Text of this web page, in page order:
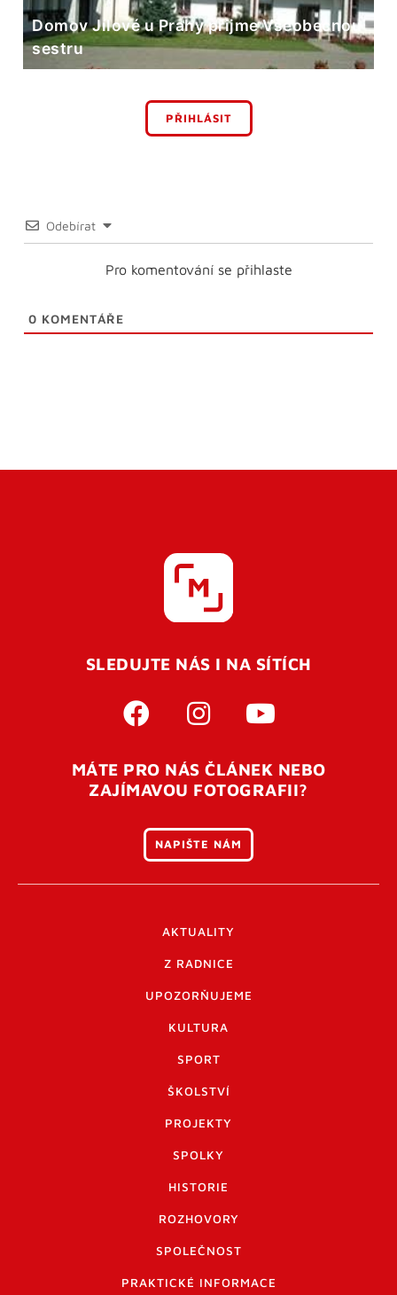
Domov Jílové u Prahy přijme Všeobecnou
sestru
PŘIHLÁSIT
Odebírat
Pro komentování se přihlaste
0 KOMENTÁŘE
SLEDUJTE NÁS I NA SÍTÍCH
MÁTE PRO NÁS ČLÁNEK NEBO
ZAJÍMAVOU FOTOGRAFII?
NAPIŠTE NÁM
AKTUALITY
Z RADNICE
UPOZORŇUJEME
KULTURA
SPORT
ŠKOLSTVÍ
PROJEKTY
SPOLKY
HISTORIE
ROZHOVORY
SPOLEČNOST
PRAKTICKÉ INFORMACE